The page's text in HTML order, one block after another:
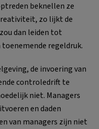
beknellen ze
zo lijkt de
dan leiden tot
regeldruk.
de invoering van
controledrift te
niet. Managers
en daden
van managers zijn niet